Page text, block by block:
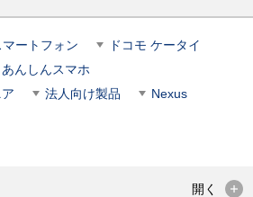
ートフォン
ドコモ ケータイ
んしんスマホ
法人向け製品 Nexus
開く